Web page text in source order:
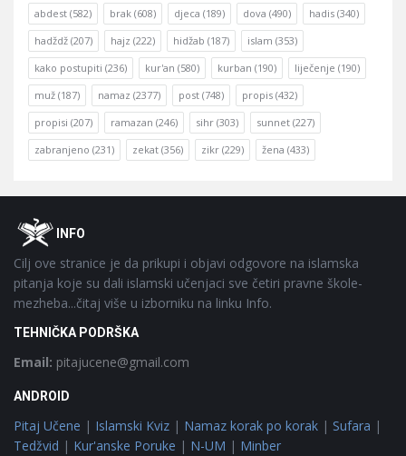
abdest (582) brak (608) djeca (189) dova (490) hadis (340)
hadždž (207) hajz (222) hidžab (187) islam (353)
kako postupiti (236) kur'an (580) kurban (190) liječenje (190)
muž (187) namaz (2377) post (748) propis (432)
propisi (207) ramazan (246) sihr (303) sunnet (227)
zabranjeno (231) zekat (356) zikr (229) žena (433)
FooterOINFO
Cilj ove stranice je da prikupi i objavi odgovore na islamska
pitanja koje su dali islamski učenjaci sve četiri pravne škole-
mezheba...čitaj više u izborniku na linku Info.
TEHNIČKA PODRŠKA
Email: pitajucene@gmail.com
ANDROID
Pitaj Učene | Islamski Kviz | Namaz korak po korak | Sufara |
Tedžvid | Kur'anske Poruke | N-UM | Minber